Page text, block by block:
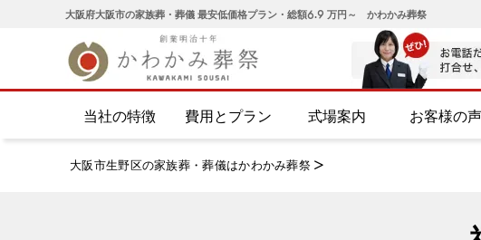
大阪府大阪市の家族葬・葬儀 最安低価格プラン・総額6.9 万円～ かわかみ葬祭
当社の特徴 費用とプラン 式場案内 お客様の声
大阪市生野区の家族葬・葬儀はかわかみ葬祭 >